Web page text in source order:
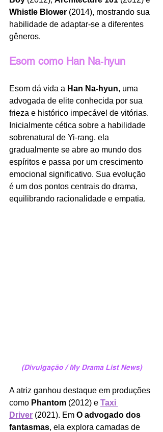
Whistle Blower (2014), mostrando sua
habilidade de adaptar-se a diferentes
gêneros.
Esom como Han Na‑hyun
Esom dá vida a Han Na‑hyun, uma
advogada de elite conhecida por sua
frieza e histórico impecável de vitórias.
Inicialmente cética sobre a habilidade
sobrenatural de Yi‑rang, ela
gradualmente se abre ao mundo dos
espíritos e passa por um crescimento
emocional significativo. Sua evolução
é um dos pontos centrais do drama,
equilibrando racionalidade e empatia.
(Divulgação / My Drama List News)
A atriz ganhou destaque em produções
como Phantom (2012) e Taxi
Driver (2021). Em O advogado dos
fantasmas, ela explora camadas de